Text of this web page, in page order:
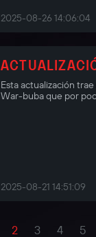
2025-08-26 14:06:04
Esta actualización
War-buba que por
2025-08-21 14:51:09
2 3 4 5